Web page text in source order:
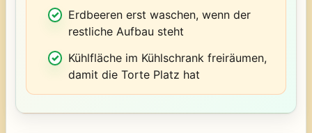
Erdbeeren erst waschen, wenn der
restliche Aufbau steht
Kühlfläche im Kühlschrank freiräumen,
damit die Torte Platz hat